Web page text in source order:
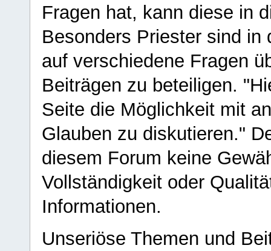
Fragen hat, kann diese in
Besonders Priester sind in
auf verschiedene Fragen
Beiträgen zu beteiligen.
Seite die Möglichkeit mit
Glauben zu diskutieren."
diesem Forum keine
Vollständigkeit oder
Informationen.
Unseriöse Themen und